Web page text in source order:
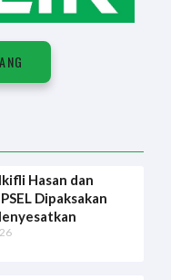
Hasan dan
Dipaksakan